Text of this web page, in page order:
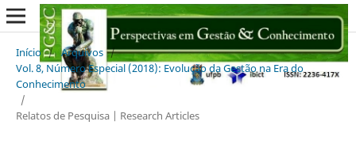
Início / Arquivos /
Vol. 8, Número Especial (2018): Evolução da Gestão na Era do
Conhecimento
/
Relatos de Pesquisa | Research Articles